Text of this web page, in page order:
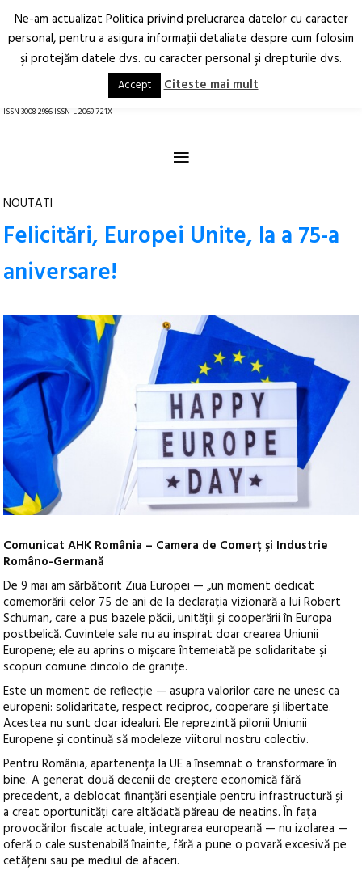
Arhitectură.
Oraș.
RO EN
ISSN 3008-2986 ISSN-L 2069-721X
≡
NOUTATI
Felicitări, Europei Unite, la a 75-a
aniversare!
Comunicat AHK România – Camera de Comerț și Industrie
Româno-Germană
De 9 mai am sărbătorit Ziua Europei — „un moment dedicat
comemorării celor 75 de ani de la declarația vizionară a lui Robert
Schuman, care a pus bazele păcii, unității și cooperării în Europa
postbelică.Cuvintele sale nu au inspirat doar crearea Uniunii
Europene; ele au aprins o mișcare întemeiată pe solidaritate și
scopuri comune dincolo de granițe.
Este un moment de reflecție — asupra valorilor care ne unesc ca
europeni: solidaritate, respect reciproc, cooperare și libertate.
Acestea nu sunt doar idealuri. Ele reprezintă pilonii Uniunii
Europene și continuă să modeleze viitorul nostru colectiv.
Pentru România, apartenența la UE a însemnat o transformare în
bine. A generat două decenii de creștere economică fără
precedent, a deblocat finanțări esențiale pentru infrastructură și
a creat oportunități care altădată păreau de neatins. În fața
provocărilor fiscale actuale, integrarea europeană — nu izolarea —
oferă o cale sustenabilă înainte, fără a pune o povară excesivă pe
cetățeni sau pe mediul de afaceri.
Ne-am actualizat Politica privind prelucrarea datelor cu caracter
personal, pentru a asigura informaţii detaliate despre cum folosim
şi protejăm datele dvs. cu caracter personal şi drepturile dvs.
Accept Citeste mai mult